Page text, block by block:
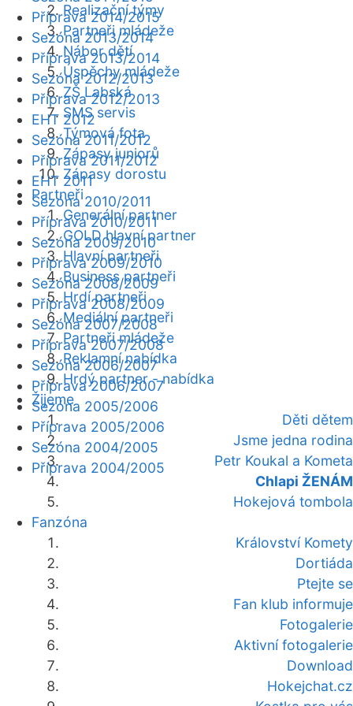
Realizační týmy
Partneři mládeže
Nábor dětí
Úspěchy mládeže
ZŠ Labská
SMS servis
Týmová fota
Zápasy juniorů
Zápasy dorostu
Partneři
Generální partner
GOLD hlavní partner
Hlavní partneři
Business partneři
Hrdí partneři
Mediální partneři
Partneři mládeže
Reklamní nabídka
Hrdý partner - nabídka
Žijeme
Děti dětem
Jsme jedna rodina
Petr Koukal a Kometa
Chlapi ŽENÁM
Hokejová tombola
Fanzóna
Království Komety
Dortiáda
Ptejte se
Fan klub informuje
Fotogalerie
Aktivní fotogalerie
Download
Hokejchat.cz
Příprava 2014/2015
Sezóna 2013/2014
Příprava 2013/2014
Sezóna 2012/2013
Příprava 2012/2013
EHT 2012
Sezóna 2011/2012
Příprava 2011/2012
EHT 2011
Sezóna 2010/2011
Příprava 2010/2011
Sezóna 2009/2010
Příprava 2009/2010
Sezóna 2008/2009
Příprava 2008/2009
Sezóna 2007/2008
Příprava 2007/2008
Sezóna 2006/2007
Příprava 2006/2007
Sezóna 2005/2006
Příprava 2005/2006
Sezóna 2004/2005
Příprava 2004/2005